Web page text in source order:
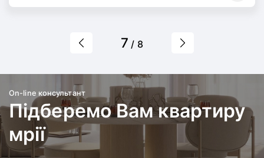
7 / 8
On-line консультант
Підберемо Вам квартиру
мрії